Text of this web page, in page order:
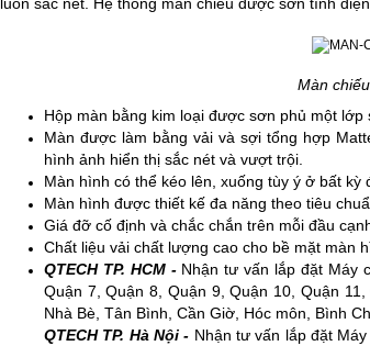
Màn
Hộp màn bằng kim loại được sơn phủ một
Màn được làm bằng vải và sợi tổng hợp
hình ảnh hiển thị sắc nét và vượt trội.
Màn hình có thể kéo lên, xuống tùy ý ở bất
Màn hình được thiết kế đa năng theo tiêu
Giá đỡ cố định và chắc chắn trên mỗi đầu
Chất liệu vải chất lượng cao cho bề mặt màn
QTECH TP. HCM - Nhận tư vấn lắp đặt Máy
Quận 7, Quận 8, Quận 9, Quận 10, Quận
Nhà Bè, Tân Bình, Cần Giờ, Hóc môn, Bình
QTECH TP. Hà Nội - Nhận tư vấn lắp đặt